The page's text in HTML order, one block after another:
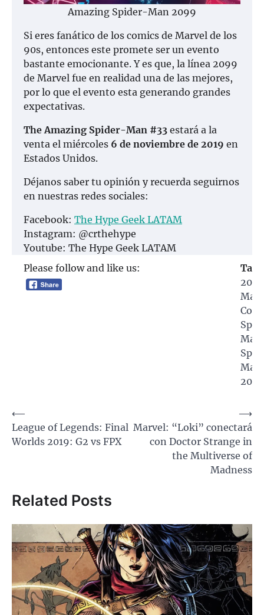
Amazing Spider-Man 2099
Si eres fanático de los comics de Marvel de los
90s, entonces este promete ser un evento
bastante emocionante. Y es que, la línea 2099
de Marvel fue en realidad una de las mejores,
por lo que el evento esta generando grandes
expectativas.
The Amazing Spider-Man #33 estará a la
venta el miércoles 6 de noviembre de 2019 en
Estados Unidos.
Déjanos saber tu opinión y recuerda seguirnos
en nuestras redes sociales:
Facebook: The Hype Geek LATAM
Instagram: @crthehype
Youtube: The Hype Geek LATAM
Please follow and like us:
Man
Man
Navegación
de
entradas
⟵
League of Legends: Final
Worlds 2019: G2 vs FPX
Marvel: “Loki” conectará
con Doctor Strange in
the Multiverse of
Madness
⟶
Related Posts